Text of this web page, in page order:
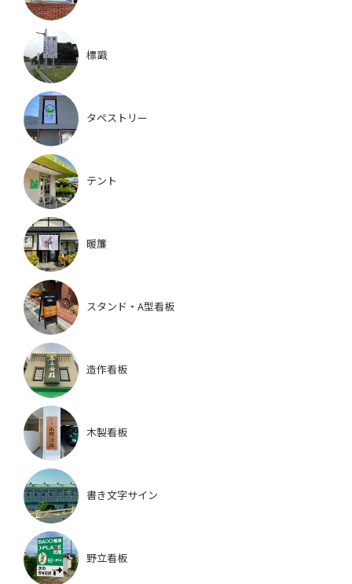
標識
タペストリー
テント
暖簾
スタンド・A型看板
造作看板
木製看板
書き文字サイン
野立看板